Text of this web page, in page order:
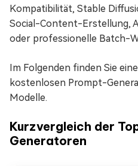
Kompatibilität, Stable
Social-Content-Erstellung,
oder professionelle Batch-
Im Folgenden finden Sie
kostenlosen Prompt-
Modelle.
Kurzvergleich der
Generatoren